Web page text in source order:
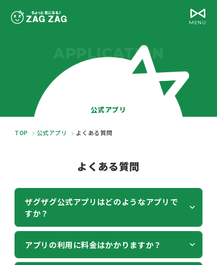
MENU
APPLICATION
公式アプリ
TOP 公式アプリ よくある質問
よくある質問
ザグザグ公式アプリはどのようなアプリで
すか？
ドラッグストアザグザグのご利用がもっと便利にな
る公式アプリです。
アプリの利用に料金はかかりますか？